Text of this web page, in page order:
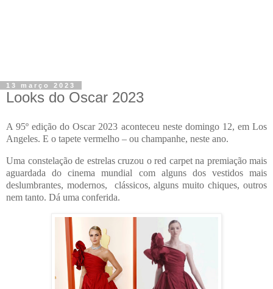
13 março 2023
Looks do Oscar 2023
A 95º edição do Oscar 2023 aconteceu neste domingo 12, em Los
Angeles. E o tapete vermelho – ou champanhe, neste ano.
Uma constelação de estrelas cruzou o red carpet na premiação mais
aguardada do cinema mundial com alguns dos vestidos mais
deslumbrantes, modernos, clássicos, alguns muito chiques, outros
nem tanto. Dá uma conferida.